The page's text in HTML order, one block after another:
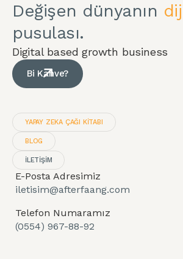
Değişen dünyanın
pusulası.
Digital based growth business
Bi Kahve?
YAPAY ZEKA ÇAĞI KITABI
BLOG
İLETİŞİM
E-Posta Adresimiz
iletisim@afterfaang.com
Telefon Numaramız
(0554) 967-88-92